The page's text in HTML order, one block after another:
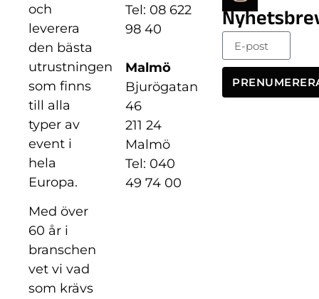
och
leverera
den bästa
utrustningen
som finns
till alla
typer av
event i
hela
Europa.
Med över
60 år i
branschen
vet vi vad
som krävs
Tel: 08 622
98 40
Malmö
Bjurögatan
46
211 24
Malmö
Tel: 040
49 74 00